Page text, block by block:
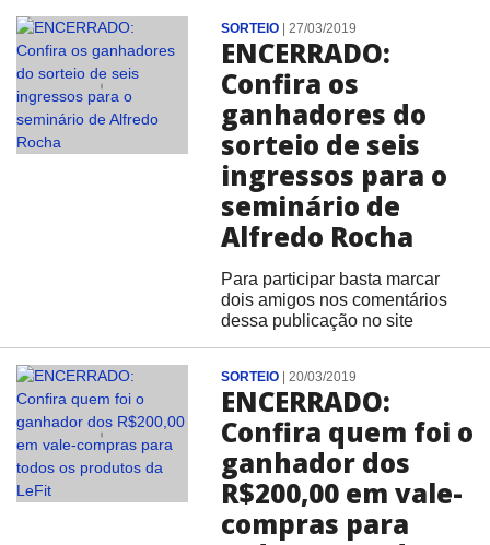
SORTEIO| 27/03/2019
ENCERRADO:
Confira os
ganhadores do
sorteio de seis
ingressos para o
seminário de
Alfredo Rocha
Para participar basta marcar
dois amigos nos comentários
dessa publicação no site
SORTEIO| 20/03/2019
ENCERRADO:
Confira quem foi o
ganhador dos
R$200,00 em vale-
compras para